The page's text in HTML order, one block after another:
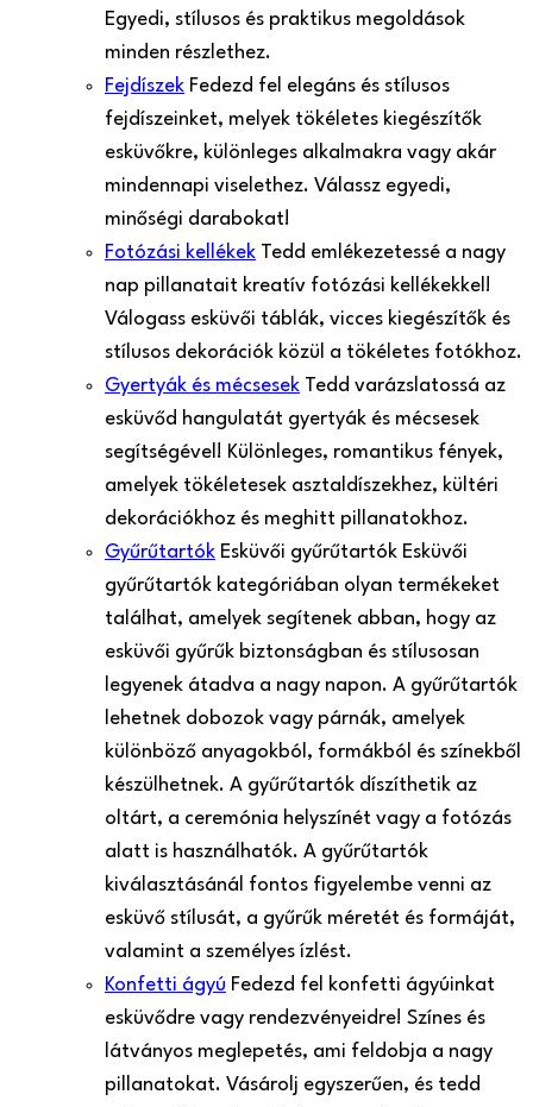
Egyedi, stílusos és praktikus megoldások
minden részlethez.
Fejdíszek Fedezd fel elegáns és stílusos
fejdíszeinket, melyek tökéletes kiegészítők
esküvőkre, különleges alkalmakra vagy akár
mindennapi viselethez. Válassz egyedi,
minőségi darabokat!
Fotózási kellékek Tedd emlékezetessé a nagy
nap pillanatait kreatív fotózási kellékekkel!
Válogass esküvői táblák, vicces kiegészítők és
stílusos dekorációk közül a tökéletes fotókhoz.
Gyertyák és mécsesek Tedd varázslatossá az
esküvőd hangulatát gyertyák és mécsesek
segítségével! Különleges, romantikus fények,
amelyek tökéletesek asztaldíszekhez, kültéri
dekorációkhoz és meghitt pillanatokhoz.
Gyűrűtartók Esküvői gyűrűtartók Esküvői
gyűrűtartók kategóriában olyan termékeket
találhat, amelyek segítenek abban, hogy az
esküvői gyűrűk biztonságban és stílusosan
legyenek átadva a nagy napon. A gyűrűtartók
lehetnek dobozok vagy párnák, amelyek
különböző anyagokból, formákból és színekből
készülhetnek. A gyűrűtartók díszíthetik az
oltárt, a ceremónia helyszínét vagy a fotózás
alatt is használhatók. A gyűrűtartók
kiválasztásánál fontos figyelembe venni az
esküvő stílusát, a gyűrűk méretét és formáját,
valamint a személyes ízlést.
Konfetti ágyú Fedezd fel konfetti ágyúinkat
esküvődre vagy rendezvényeidre! Színes és
látványos meglepetés, ami feldobja a nagy
pillanatokat. Vásárolj egyszerűen, és tedd